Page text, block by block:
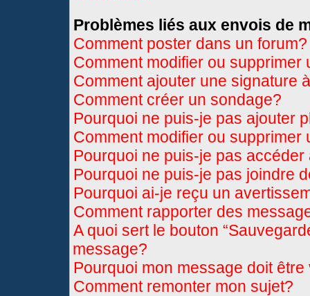
Problèmes liés aux envois de
Comment poster dans un forum?
Comment modifier ou supprimer
Comment ajouter une signature
Comment créer un sondage?
Pourquoi ne puis-je pas ajouter
Comment modifier ou supprimer
Pourquoi ne puis-je pas accéder
Pourquoi ne puis-je pas joindre
Pourquoi ai-je reçu un
Comment rapporter des
A quoi sert le bouton
message?
Pourquoi mon message doit être
Comment remonter mon sujet?